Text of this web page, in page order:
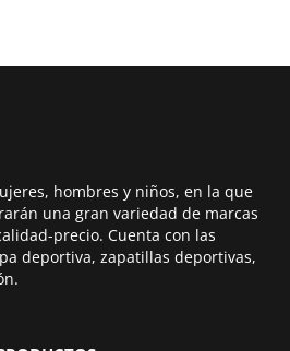
hombres y niños, en la que
una gran variedad de marcas
precio. Cuenta con las
deportiva, zapatillas deportivas,